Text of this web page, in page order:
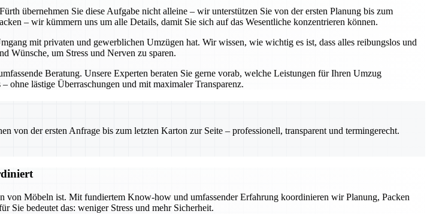
übernehmen Sie diese Aufgabe nicht alleine – wir unterstützen Sie von der ersten Planung bis zum
– wir kümmern uns um alle Details, damit Sie sich auf das Wesentliche konzentrieren können.
mit privaten und gewerblichen Umzügen hat. Wir wissen, wie wichtig es ist, dass alles reibungslos und
Wünsche, um Stress und Nerven zu sparen.
Beratung. Unsere Experten beraten Sie gerne vorab, welche Leistungen für Ihren Umzug
lästige Überraschungen und mit maximaler Transparenz.
von der ersten Anfrage bis zum letzten Karton zur Seite – professionell, transparent und termingerecht.
von Möbeln ist. Mit fundiertem Know-how und umfassender Erfahrung koordinieren wir Planung, Packen
Sie bedeutet das: weniger Stress und mehr Sicherheit.